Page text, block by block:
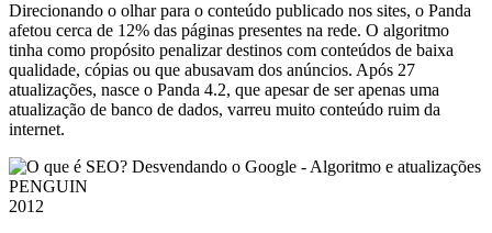
Direcionando o olhar para o conteúdo publicado nos sites, o Panda
afetou cerca de 12% das páginas presentes na rede. O algoritmo
tinha como propósito penalizar destinos com conteúdos de baixa
qualidade, cópias ou que abusavam dos anúncios. Após 27
atualizações, nasce o Panda 4.2, que apesar de ser apenas uma
atualização de banco de dados, varreu muito conteúdo ruim da
internet.
PENGUIN
2012